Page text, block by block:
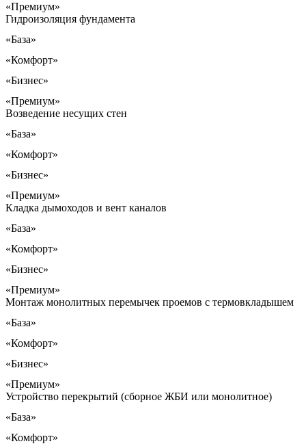
«Премиум»
Гидроизоляция фундамента
«База»
«Комфорт»
«Бизнес»
«Премиум»
Возведение несущих стен
«База»
«Комфорт»
«Бизнес»
«Премиум»
Кладка дымоходов и вент каналов
«База»
«Комфорт»
«Бизнес»
«Премиум»
Монтаж монолитных перемычек проемов с термовкладышем
«База»
«Комфорт»
«Бизнес»
«Премиум»
Устройство перекрытий (сборное ЖБИ или монолитное)
«База»
«Комфорт»